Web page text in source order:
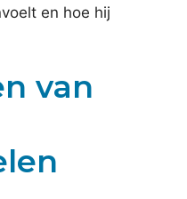
en hoe hij
van